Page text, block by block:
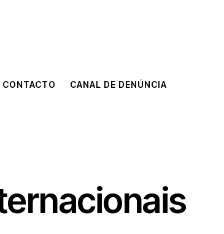
CONTACTO CANAL DE DENÚNCIA